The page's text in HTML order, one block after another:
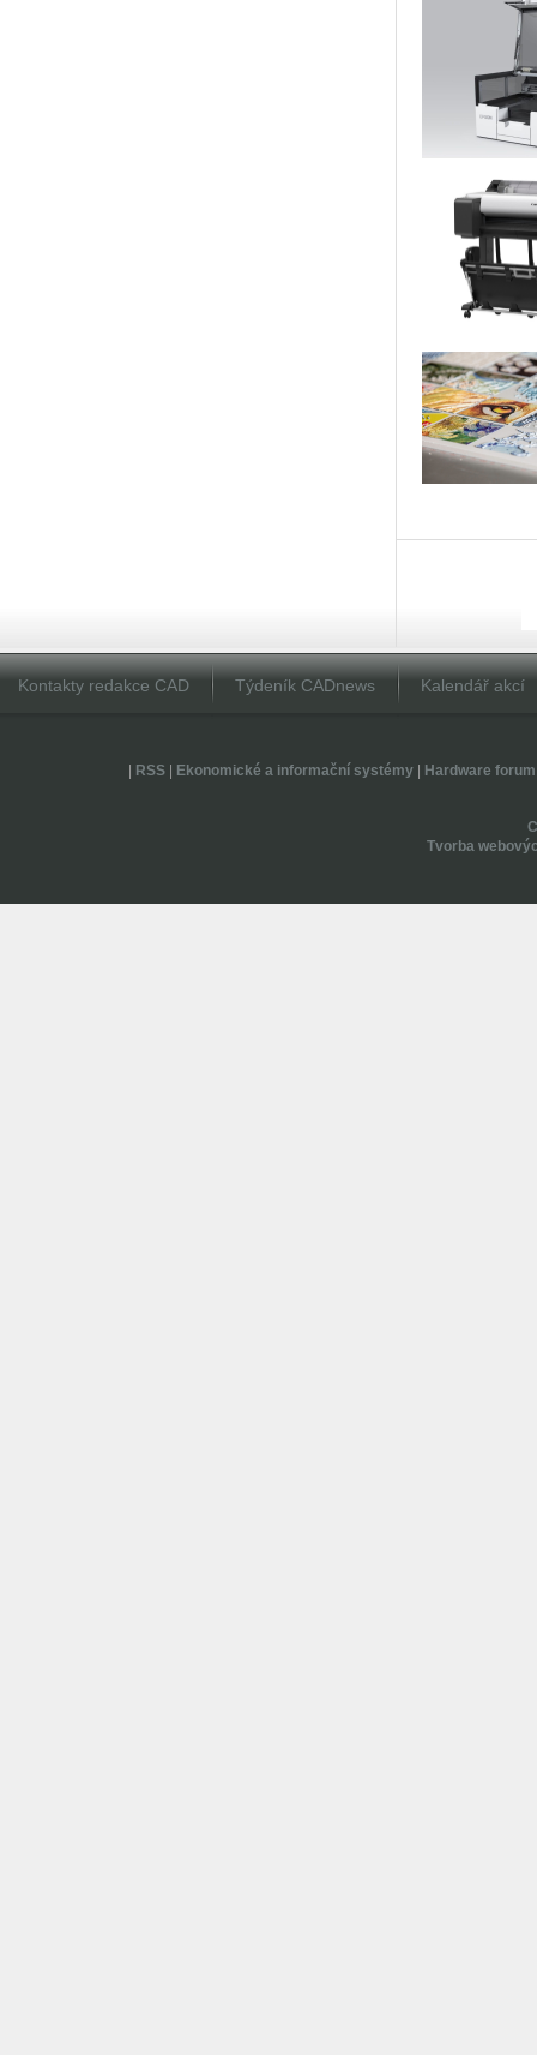
Kontakty redakce CAD Týdeník CADnews Kalendář akcí
RSS| Ekonomické a informační systémy| Hardware forum
Tvorba